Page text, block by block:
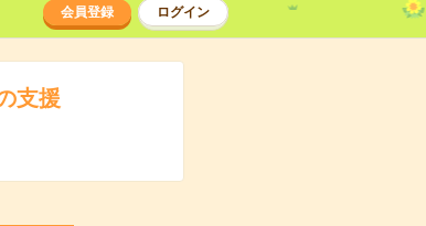
会員登録 ログイン
支援